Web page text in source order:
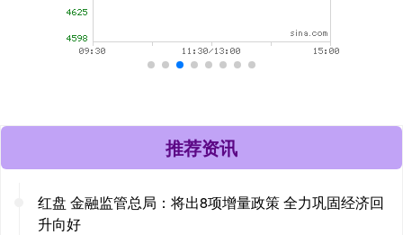
推荐资讯
红盘 金融监管总局：将出8项增量政策 全力巩固经济回
升向好